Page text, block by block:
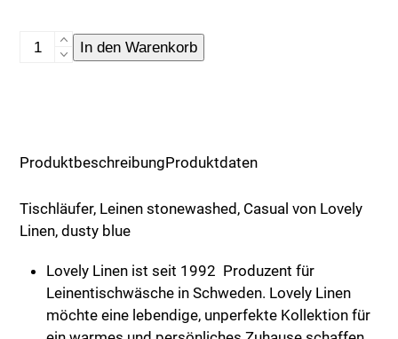
Tischläufer,
Lovely
blue
Menge
In den Warenkorb
ProduktbeschreibungProduktdaten
Tischläufer, Leinen stonewashed, Casual von Lovely
Linen, dusty blue
Lovely Linen ist seit 1992 Produzent für
Leinentischwäsche in Schweden. Lovely Linen
möchte eine lebendige, unperfekte Kollektion für